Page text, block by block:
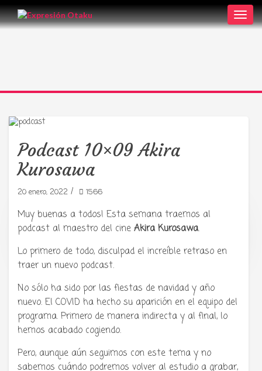
Tu radio y podcast sobre manga,
Podcast 10×09 Akira
Kurosawa
20 enero, 2022 / 1566
Muy buenas a todos! Esta semana traemos al
podcast al maestro del cine Akira Kurosawa.
Lo primero de todo, disculpad el increíble retraso en
traer un nuevo podcast.
No sólo ha sido por las fiestas de navidad y año
nuevo. El COVID ha hecho su aparición en el equipo del
programa. Primero de manera indirecta y al final, lo
hemos acabado cogiendo.
Pero, aunque aún seguimos con este tema y no
sabemos cuándo podremos volver al estudio a grabar,